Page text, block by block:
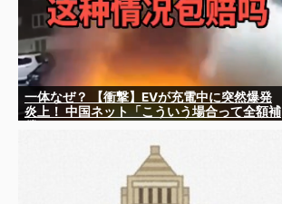
一体なぜ？ 【衝撃】EVが充電中に突然爆発
炎上！ 中国ネット「こういう場合って全額補